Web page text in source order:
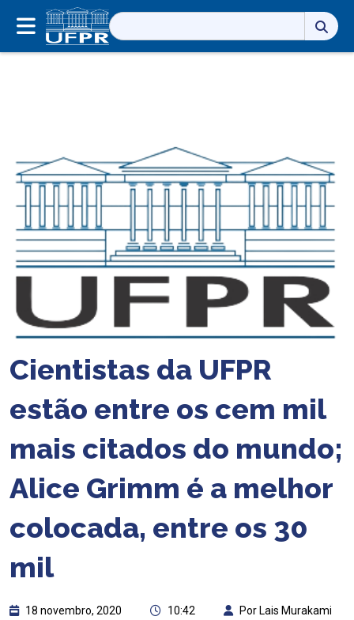
Pesquisar
por:
Cientistas da UFPR
estão entre os cem mil
mais citados do mundo;
Alice Grimm é a melhor
colocada, entre os 30
mil
18 novembro, 2020 10:42
Por Lais Murakami